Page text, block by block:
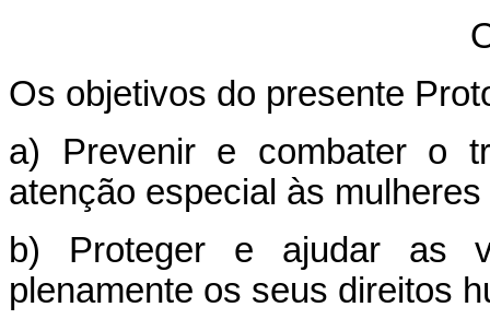
Os objetivos do presente
a) Prevenir e combater o
atenção especial às
b) Proteger e ajudar as
plenamente os seus direitos